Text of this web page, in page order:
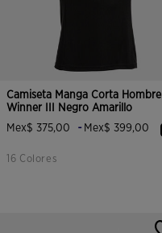
Camiseta Manga Corta Hombre
Winner III Negro Amarillo
Mex$ 375,00
- Mex$ 399,00
16 Colores